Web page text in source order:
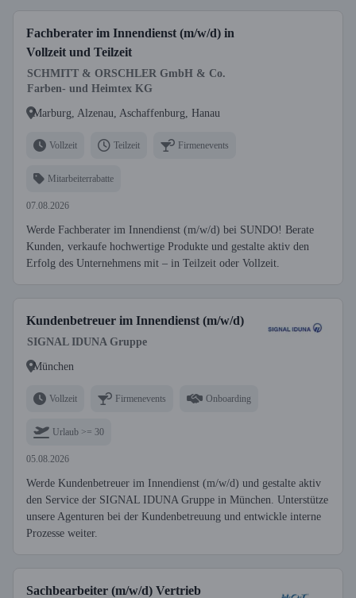
Fachberater im Innendienst (m/w/d) in
Vollzeit und Teilzeit
SCHMITT & ORSCHLER GmbH & Co.
Farben- und Heimtex KG
Marburg, Alzenau, Aschaffenburg, Hanau
Vollzeit Teilzeit Firmenevents
Mitarbeiterrabatte
07.08.2026
Werde Fachberater im Innendienst (m/w/d) bei SUNDO! Berate
Kunden, verkaufe hochwertige Produkte und gestalte aktiv den
Erfolg des Unternehmens mit – in Teilzeit oder Vollzeit.
Kundenbetreuer im Innendienst (m/w/d)
SIGNAL IDUNA Gruppe
München
Vollzeit Firmenevents Onboarding
Urlaub >= 30
05.08.2026
Werde Kundenbetreuer im Innendienst (m/w/d) und gestalte aktiv
den Service der SIGNAL IDUNA Gruppe in München. Unterstütze
unsere Agenturen bei der Kundenbetreuung und entwickle interne
Prozesse weiter.
Sachbearbeiter (m/w/d) Vertrieb